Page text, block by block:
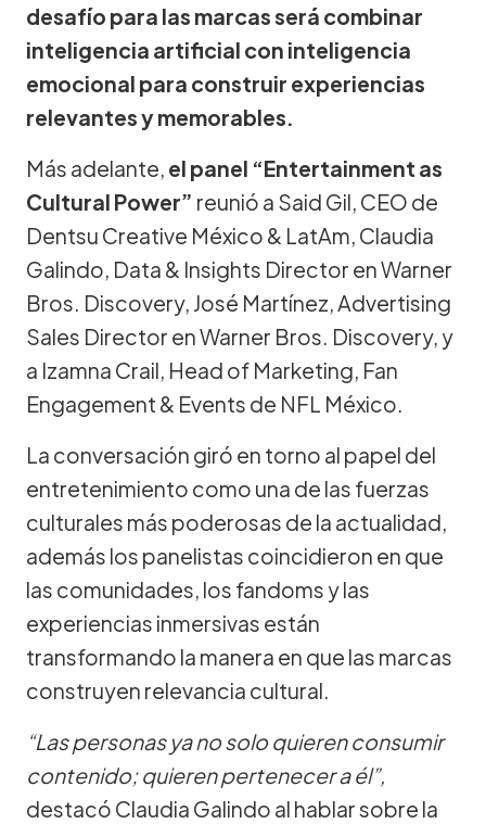
desafío para las marcas será combinar
inteligencia artificial con inteligencia
emocional para construir experiencias
relevantes y memorables.
Más adelante, el panel “Entertainment as
Cultural Power” reunió a Said Gil, CEO de
Dentsu Creative México & LatAm, Claudia
Galindo, Data & Insights Director en Warner
Bros. Discovery, José Martínez, Advertising
Sales Director en Warner Bros. Discovery, y
a Izamna Crail, Head of Marketing, Fan
Engagement & Events de NFL México.
La conversación giró en torno al papel del
entretenimiento como una de las fuerzas
culturales más poderosas de la actualidad,
además los panelistas coincidieron en que
las comunidades, los fandoms y las
experiencias inmersivas están
transformando la manera en que las marcas
construyen relevancia cultural.
“Las personas ya no solo quieren consumir
contenido; quieren pertenecer a él”,
destacó Claudia Galindo al hablar sobre la